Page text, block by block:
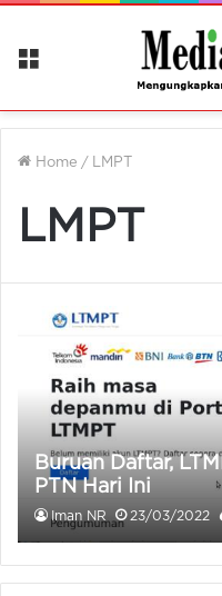
Menu
Home / LMPT
LMPT
Buruan Daftar,
PTN Hari Ini
Iman NR 23/03/2022